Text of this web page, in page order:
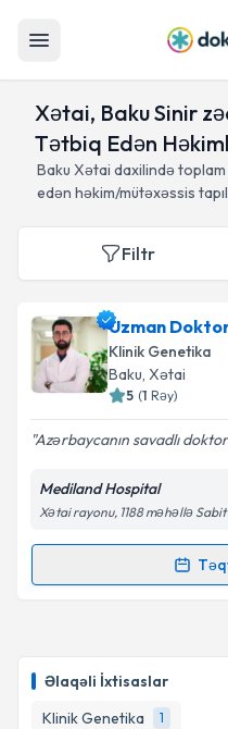
Xətai, Baku Sinir
Tətbiq Edən
Baku Xətai daxilində toplam
edən həkim/mütəxəssis
Əlaqəli İxtisaslar
Klinik Genetika
1
Filtr
Uzman
Klinik Genetika
Baku, Xətai
5 (1 Rəy)
Azərbaycanın savadlı
Mediland Hospital
Xətai rayonu, 1188 məhəllə Sabit
Randevu
randevu təqvimi tələbi
randevu ala
ilə